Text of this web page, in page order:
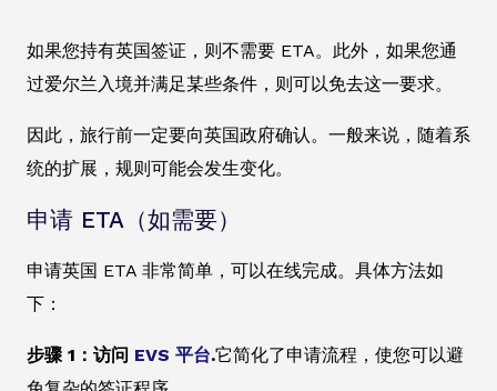
如果您持有英国签证，则不需要 ETA。此外，如果您通
过爱尔兰入境并满足某些条件，则可以免去这一要求。
因此，旅行前一定要向英国政府确认。一般来说，随着系
统的扩展，规则可能会发生变化。
申请 ETA（如需要）
申请英国 ETA 非常简单，可以在线完成。具体方法如
下：
步骤 1：访问 EVS 平台.它简化了申请流程，使您可以避